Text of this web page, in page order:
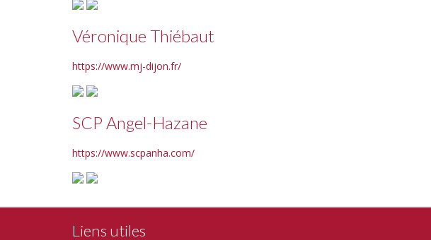
Véronique Thiébaut
https://www.mj-dijon.fr/
SCP Angel-Hazane
https://www.scpanha.com/
Liens utiles